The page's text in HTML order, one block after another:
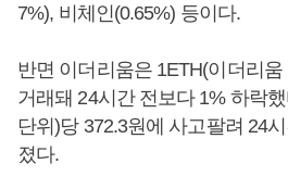
7%), 비체인(0.65%) 등이다.
반면 이더리움은 1ETH(이더리움
거래돼 24시간 전보다 1% 하락
단위)당 372.3원에 사고팔려 24
졌다.